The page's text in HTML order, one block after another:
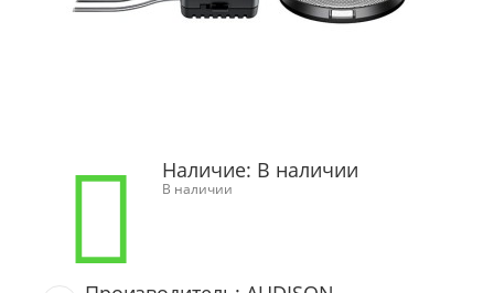
Наличие: В наличии
В наличии